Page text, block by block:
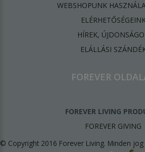
WEBSHOPUNK
HÍREK,
ELÁLLÁSI
FOREVER
FOREVER LIVING
FOREVER GIVING
© Copyright 2016 Forever Living. Minden